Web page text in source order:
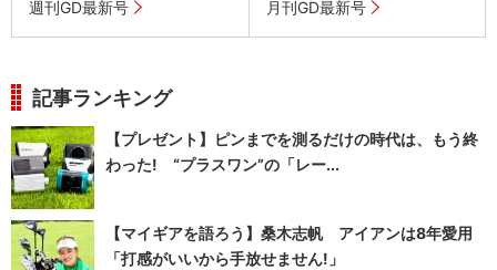
週刊GD最新号 月刊GD最新号
記事ランキング
【プレゼント】ピンまでを測るだけの時代は、もう終
わった! “プラスワン”の「レー...
【マイギアを語ろう】桑木志帆 アイアンは8年愛用
「打感がいいから手放せません!」